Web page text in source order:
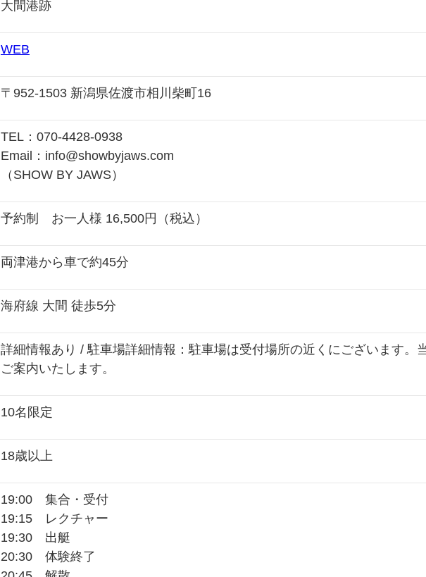
大間港跡
WEB
〒952-1503 新潟県佐渡市相川柴町16
TEL：070-4428-0938
Email：info@showbyjaws.com
（SHOW BY JAWS）
予約制 お一人様 16,500円（税込）
両津港から車で約45分
海府線 大間 徒歩5分
詳細情報あり / 駐車場詳細情報：駐車場は受付場所の近くにございます。
ご案内いたします。
10名限定
18歳以上
19:00 集合・受付
19:15 レクチャー
19:30 出艇
20:30 体験終了